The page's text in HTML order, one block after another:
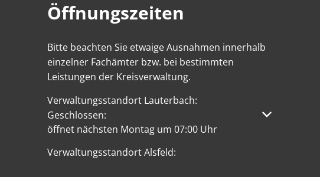
Öffnungszeiten
Bitte beachten Sie etwaige Ausnahmen innerhalb
einzelner Fachämter bzw. bei bestimmten
Leistungen der Kreisverwaltung.
Verwaltungsstandort Lauterbach:
Klicken, um weitere Öffnungs- oder Schließzeiten
Geschlossen:
öffnet nächsten Montag um 07:00 Uhr
Verwaltungsstandort Alsfeld: